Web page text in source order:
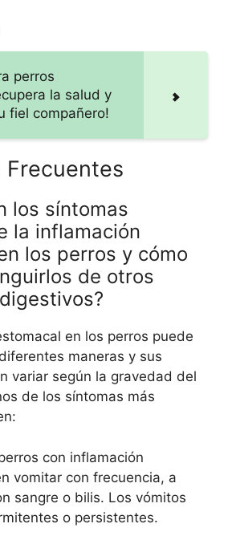
perros
la salud y
fiel compañero!
Frecuentes
los síntomas
la inflamación
los perros y cómo
de otros
en los perros puede
maneras y sus
variar según la gravedad del
de los síntomas más
con inflamación
vomitar con frecuencia, a
sangre o bilis. Los vómitos
o persistentes.